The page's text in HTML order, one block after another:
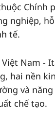
Chính
nghiệp,
tế.
Nam -
hai nền
và
chế tạo.